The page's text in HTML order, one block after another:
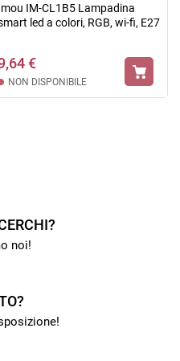
IM-CL1B5 Lampadina
led a colori, RGB, wi-fi, E27
€
NON DISPONIBILE
noi!